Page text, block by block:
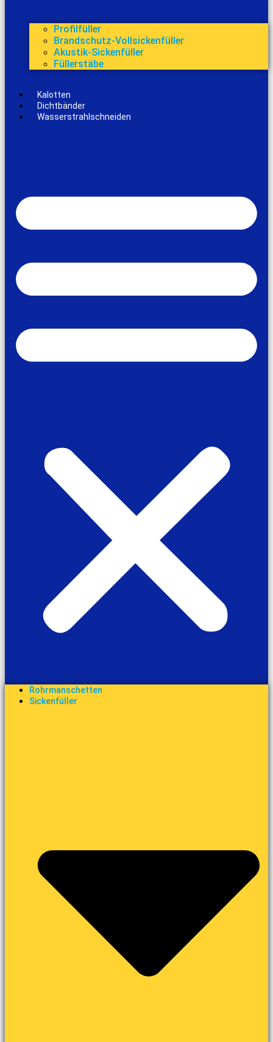
Profilfüller
Brandschutz-Vollsickenfüller
Akustik-Sickenfüller
Füllerstäbe
Kalotten
Dichtbänder
Wasserstrahlschneiden
Rohrmanschetten
Sickenfüller